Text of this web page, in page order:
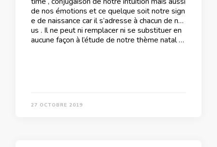
de nos émotions et ce quelque soit notre sign
e de naissance car il s’adresse à chacun de no
us . Il ne peut ni remplacer ni se substituer en
aucune façon à l’étude de notre thème natal …
27 OCTOBRE 2019